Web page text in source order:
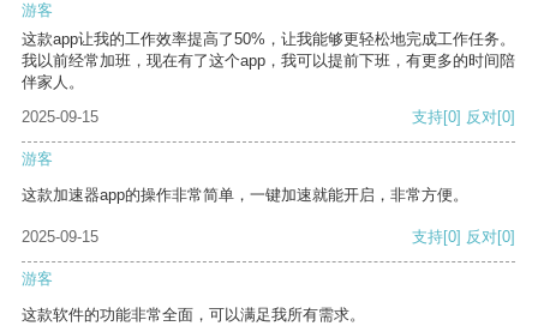
游客
这款app让我的工作效率提高了50%，让我能够更轻松地完成工作任务。
我以前经常加班，现在有了这个app，我可以提前下班，有更多的时间陪
伴家人。
2025-09-15
支持[0] 反对[0]
游客
这款加速器app的操作非常简单，一键加速就能开启，非常方便。
2025-09-15 支持[0] 反对[0]
游客
这款软件的功能非常全面，可以满足我所有需求。